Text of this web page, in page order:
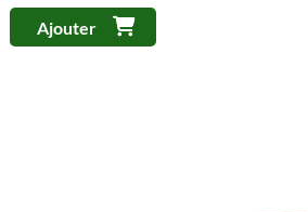
Ajouter